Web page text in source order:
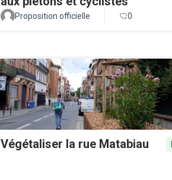
Proposition officielle 0
Végétaliser la rue Matabiau